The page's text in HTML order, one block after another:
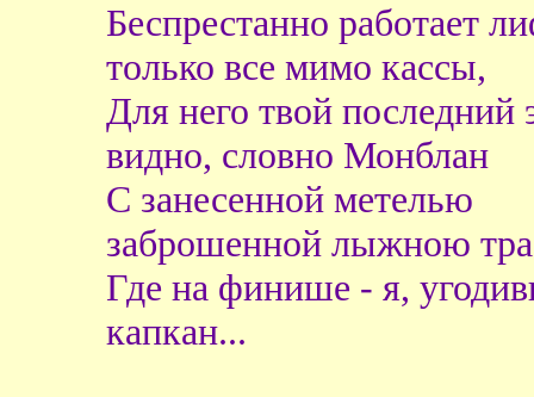
Беспрестанно работает
только все мимо кассы,
Для него твой последний
видно, словно Монблан
С занесенной метелью
заброшенной лыжною
Где на финише - я,
капкан...